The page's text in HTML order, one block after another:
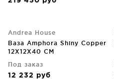
Andrea House
Ваза Amphora Shiny Copper
12X12X40 CM
Под заказ
12 232 руб